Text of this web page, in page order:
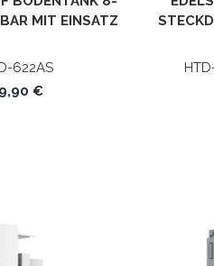
MIT EINSATZ
622AS
€